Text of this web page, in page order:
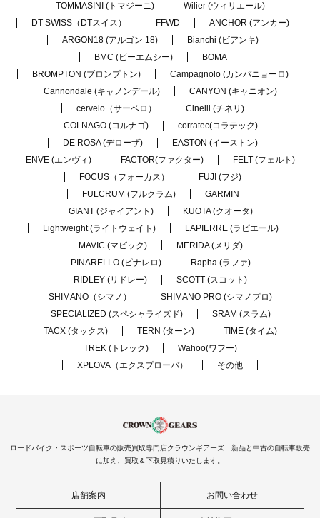
TOMMASINI (トマジーニ)
Wilier (ウィリエール)
DT SWISS（DTスイス）
FFWD
ANCHOR (アンカー)
ARGON18 (アルゴン 18)
Bianchi (ビアンキ)
BMC (ビーエムシー)
BOMA
BROMPTON (ブロンプトン)
Campagnolo (カンパニョーロ)
Cannondale (キャノンデール)
CANYON (キャニオン)
cervelo（サーベロ）
Cinelli (チネリ)
COLNAGO (コルナゴ)
corratec(コラテック)
DE ROSA (デローザ)
EASTON (イーストン)
ENVE (エンヴィ)
FACTOR(ファクター)
FELT (フェルト)
FOCUS（フォーカス）
FUJI (フジ)
FULCRUM (フルクラム)
GARMIN
GIANT (ジャイアント)
KUOTA (クオータ)
Lightweight (ライトウェイト)
LAPIERRE (ラピエール)
MAVIC (マビック)
MERIDA (メリダ)
PINARELLO (ピナレロ)
Rapha (ラファ)
RIDLEY (リドレー)
SCOTT (スコット)
SHIMANO（シマノ）
SHIMANO PRO (シマノプロ)
SPECIALIZED (スペシャライズド)
SRAM (スラム)
TACX (タックス)
TERN (ターン)
TIME (タイム)
TREK (トレック)
Wahoo(ワフー)
XPLOVA（エクスプローバ）
その他
ロードバイク・スポーツ自転車の販売買取専門店クラウンギアーズ 新品と中古の自転車販売
に加え、買取＆下取見積りいたします。
店舗案内 お問い合わせ